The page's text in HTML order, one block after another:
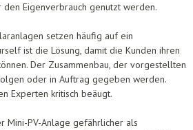
den Eigenverbrauch genutzt werden.
setzen häufig auf ein
ist die Lösung, damit die Kunden ihren
Der Zusammenbau, der vorgestellten
oder in Auftrag gegeben werden.
Experten kritisch beäugt.
Mini-PV-Anlage gefährlicher als